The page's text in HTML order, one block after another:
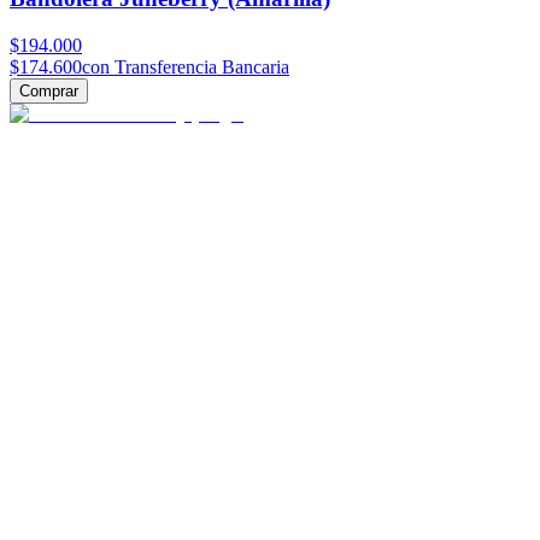
$194.000
$174.600con Transferencia Bancaria
Comprar